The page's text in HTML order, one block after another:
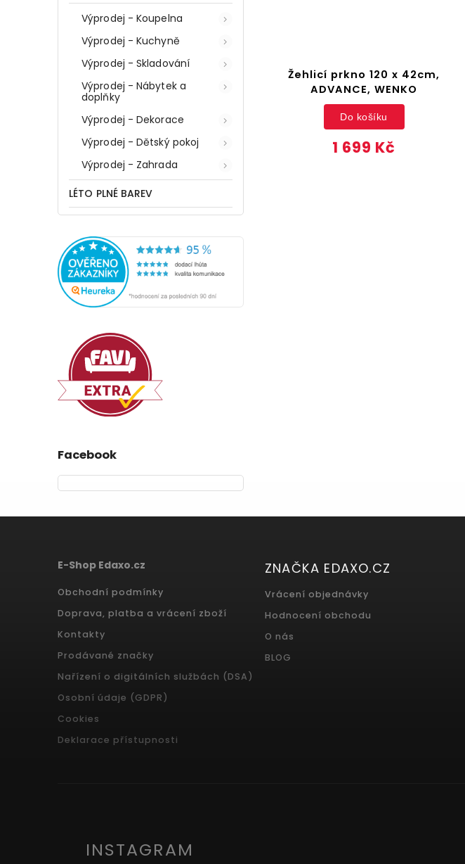
Výprodej - Koupelna
Výprodej - Kuchyně
Výprodej - Skladování
Výprodej - Nábytek a
doplňky
Výprodej - Dekorace
Výprodej - Dětský pokoj
Výprodej - Zahrada
LÉTO PLNÉ BAREV
Facebook
Žehlicí prkno 120 x 42cm,
ADVANCE, WENKO
1 699 Kč
Do košíku
E-Shop Edaxo.cz
Obchodní podmínky
Doprava, platba a vrácení zboží
Kontakty
Prodávané značky
Nařízení o digitálních službách (DSA)
Osobní údaje (GDPR)
Cookies
Deklarace přístupnosti
ZNAČKA EDAXO.CZ
Vrácení objednávky
Hodnocení obchodu
O nás
BLOG
INSTAGRAM